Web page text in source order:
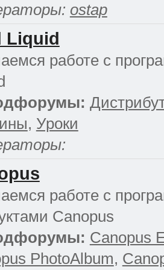
ostap
Liquid
работе с
, Уроки
работе с
Canopus
Canopus
PhotoAlbum,